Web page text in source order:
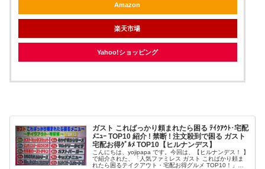
Amazon
楽天市場
Yahoo!ショッピング
ガスト こればっかり頼まれたら困る ﾃｲｸｱｳﾄ･宅配
ﾒﾆｭｰ TOP10 紹介 ! 禁断 ! 注文殺到で困る ガスト
宅配お得ｸﾞﾙﾒ TOP10【ヒルナンデス】
こんにちは、yojipapa です。今回は、【ヒルナンデス！ 】
で紹介された、「人気ファミレス ガスト こればかり頼ま
れたら困るテイクアウト・宅配お得グルメ TOP10！」の